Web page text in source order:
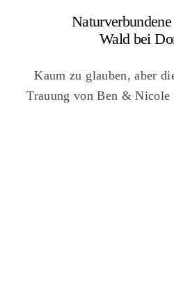
Wald bei
Kaum zu glauben, aber
Trauung von Ben &